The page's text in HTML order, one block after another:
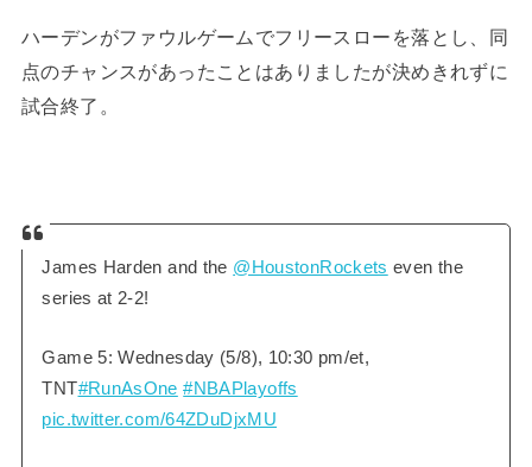
ハーデンがファウルゲームでフリースローを落とし、同
点のチャンスがあったことはありましたが決めきれずに
試合終了。
James Harden and the @HoustonRockets even the
series at 2-2!
Game 5: Wednesday (5/8), 10:30 pm/et,
TNT#RunAsOne #NBAPlayoffs
pic.twitter.com/64ZDuDjxMU